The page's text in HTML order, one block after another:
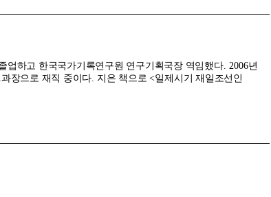
업하고 한국국가기록연구원 연구기획국장 역임했다. 2006년
과장으로 재직 중이다. 지은 책으로<일제시기 재일조선인